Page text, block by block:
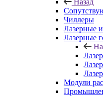
Назад
Чиллеры
Лазерные
Лазерные
Модули